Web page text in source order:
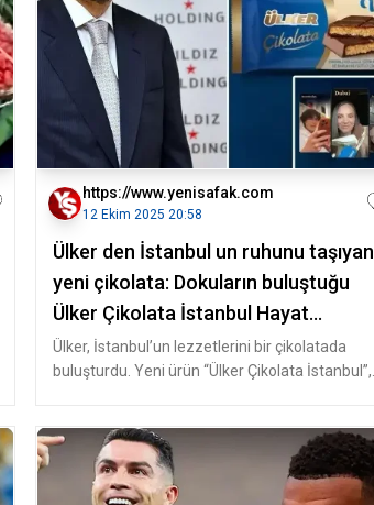
https://www.yenisafak.com
12 Ekim 2025 20:58
Ülker den İstanbul un ruhunu taşıyan
yeni çikolata: Dokuların buluştuğu
Ülker Çikolata İstanbul Hayat
Haberleri
Ülker, İstanbul’un lezzetlerini bir çikolatada
buluşturdu. Yeni ürün “Ülker Çikolata İstanbul”,